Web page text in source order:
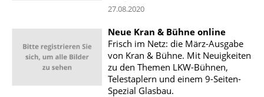
27.08.2020
Neue Kran & Bühne online
Frisch im Netz: die März-Ausgabe
von Kran & Bühne. Mit Neuigkeiten
zu den Themen LKW-Bühnen,
Telestaplern und einem 9-Seiten-
Spezial Glasbau.